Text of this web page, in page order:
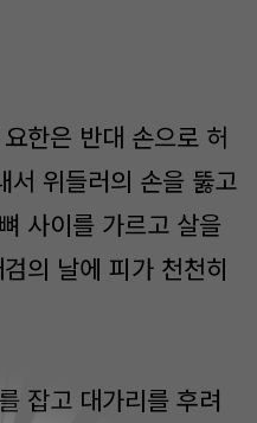
한은 반대 손으로 허
서 위들러의 손을 뚫고
사이를 가르고 살을
의 날에 피가 천천히
잡고 대가리를 후려